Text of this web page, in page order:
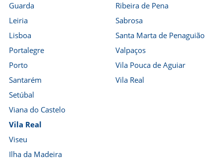
Guarda
Leiria
Lisboa
Portalegre
Porto
Santarém
Setúbal
Viana do Castelo
Vila Real
Viseu
Ilha da Madeira
Ribeira de Pena
Sabrosa
Santa Marta de Penaguião
Valpaços
Vila Pouca de Aguiar
Vila Real